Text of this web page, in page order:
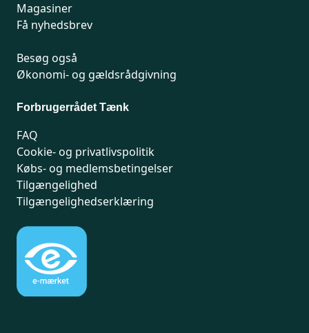
Magasiner
Få nyhedsbrev
Besøg også
Økonomi- og gældsrådgivning
Forbrugerrådet Tænk
FAQ
Cookie- og privatlivspolitik
Købs- og medlemsbetingelser
Tilgængelighed
Tilgængelighedserklæring